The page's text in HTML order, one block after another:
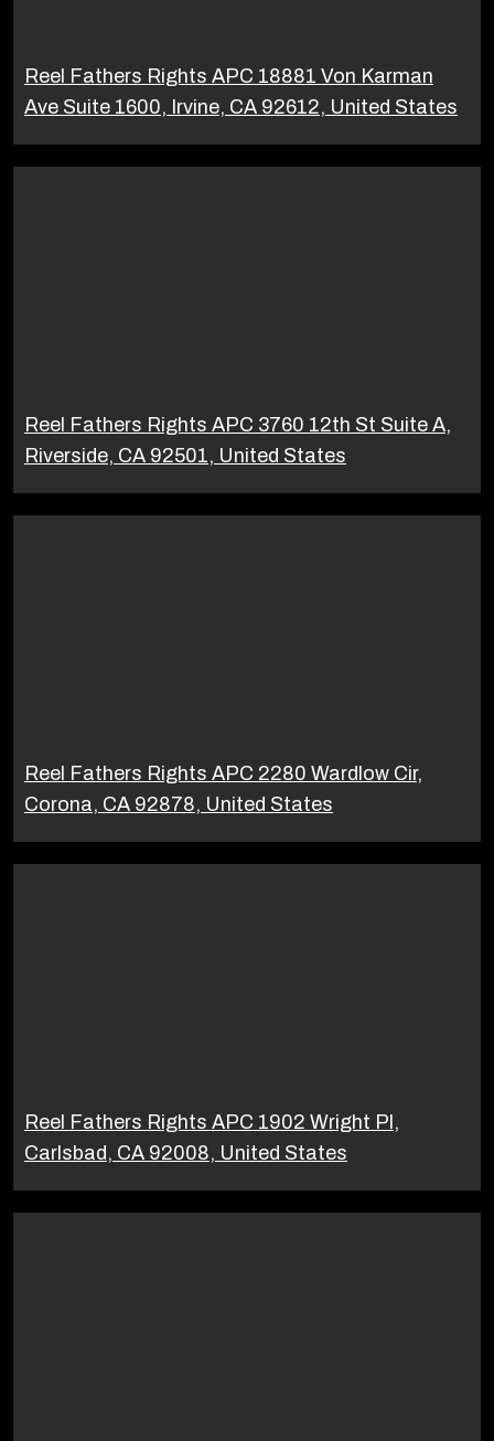
Reel Fathers Rights APC 18881 Von Karman
Ave Suite 1600, Irvine, CA 92612, United States
Reel Fathers Rights APC 3760 12th St Suite A,
Riverside, CA 92501, United States
Reel Fathers Rights APC 2280 Wardlow Cir,
Corona, CA 92878, United States
Reel Fathers Rights APC 1902 Wright Pl,
Carlsbad, CA 92008, United States